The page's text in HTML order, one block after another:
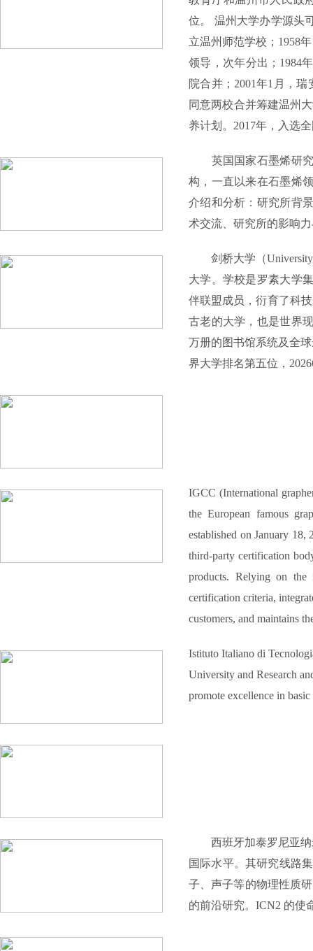
位。 温州大学办学源头
立温州师范学校；1958
领导，次年分出；1984
院合并；2001年1月，
同意两校合并筹建温州
养计划。2017年，入选
英国国家石墨烯研究
构，一直以来在石墨烯
介绍和分析：研究所背
术交流、研究所的影响
剑桥大学（University
大学。学校是罗素大学
伴联盟成员，衍育了科
古老的大学，也是世界
万册的图书馆系统及全
界大学排名第五位，
IGCC (International
the European famous
established on January
third-party certification
products. Relying on the
certification criteria,
customers, and maintains
Istituto Italiano di
University and Research
promote excellence in
西班牙加泰罗尼亚纳
国际水平。其研究线路
子、声子等的物理性质
的前沿研究。ICN2 的使